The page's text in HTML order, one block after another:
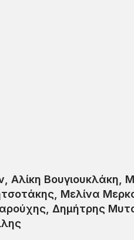
Αλίκη Βουγιουκλάκη,
Μελίνα
Δημήτρης